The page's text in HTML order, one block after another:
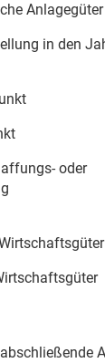
Anlagegüter
in den
oder